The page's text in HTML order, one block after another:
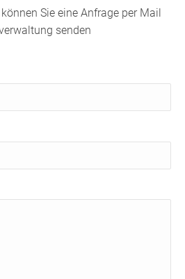
Sie eine Anfrage per Mail
senden